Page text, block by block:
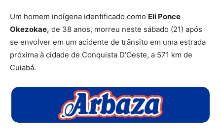
Um homem indígena identificado como Eli Ponce
Okezokae, de 38 anos, morreu neste sábado (21) após
se envolver em um acidente de trânsito em uma estrada
próxima à cidade de Conquista D’Oeste, a 571 km de
Cuiabá.